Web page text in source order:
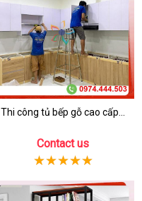
Thi công tủ bếp gỗ cao cấp...
Contact us